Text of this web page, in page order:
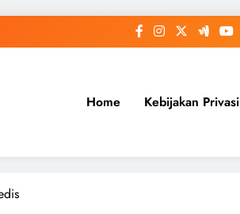
Home Kebijakan Privasi